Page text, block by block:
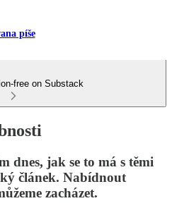
píše
free on Substack
dnes, jak se to má s těmi
článek. Nabídnout
zacházet.